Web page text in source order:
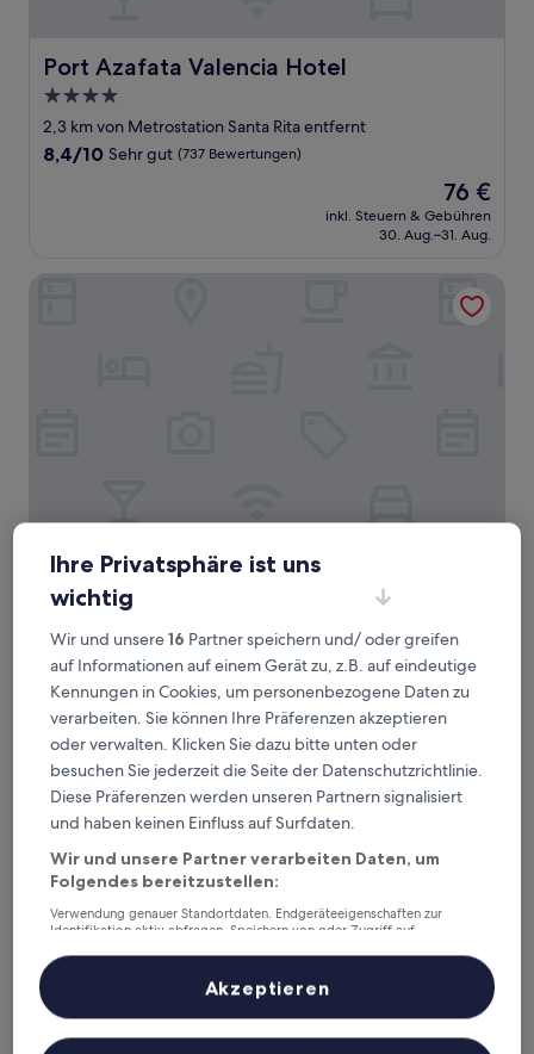
Port Azafata Valencia Hotel
Port Azafata Valencia Hotel
4.0-
Sterne-
Unterkunft
2,3 km von Metrostation Santa Rita entfernt
8.4
Bewertungen)
8,4/10 Sehr gut (737 Bewertungen)
Der
Preis
beträgt
76 €
inkl. Steuern & Gebühren
30. Aug.–31. Aug.
AZZ Valencia Táctica
AZZ Valencia Táctica
4.0-
Unterkunft
0,7 km von Metrostation Santa Rita entfernt
von
10,
Sehr
gut,
(565
Bewertungen)
8,2/10 Sehr gut (565 Bewertungen)
Der
Preis
67 €
inkl. Steuern & Gebühren
30. Aug.–31. Aug.
Ibis Budget Valencia Aeropuerto
Ihre Privatsphäre ist uns
wichtig
Wir und unsere16 Partner speichern und/ oder greifen
auf Informationen auf einem Gerät zu, z.B. auf eindeutige
Kennungen in Cookies, um personenbezogene Daten zu
verarbeiten. Sie können Ihre Präferenzen akzeptieren
oder verwalten. Klicken Sie dazu bitte unten oder
besuchen Sie jederzeit die Seite der Datenschutzrichtlinie.
Diese Präferenzen werden unseren Partnern signalisiert
und haben keinen Einfluss auf Surfdaten.
Wir und unsere Partner verarbeiten Daten, um
Folgendes bereitzustellen:
Verwendung genauer Standortdaten. Endgeräteeigenschaften zur
Identifikation aktiv abfragen. Speichern von oder Zugriff auf
Inhalte, Messung von Werbeleistung und der Performance von Inhalten,
Zielgruppenforschung sowie Entwicklung und Verbesserung von
Liste der Partner (Lieferanten)
Akzeptieren